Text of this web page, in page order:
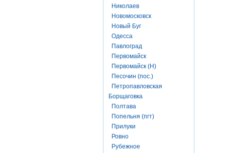
Николаев
Новомосковск
Новый Буг
Одесса
Павлоград
Первомайск
Первомайск (Н)
Песочин (пос.)
Петропавловская
Борщаговка
Полтава
Попельня (пгт)
Прилуки
Ровно
Рубежное